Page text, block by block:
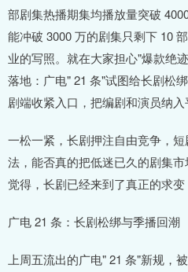
部剧集热播期集均播放量突破
能冲破 3000 万的剧集只剩下 10
业的写照。就在大家担心"爆款绝
落地：广电" 21 条"试图给长剧松
剧端收紧入口，把编剧和演员纳入
一松一紧，长剧押注自由竞争，
法，能否真的把低迷已久的剧集
觉得，长剧已经来到了真正的求变
广电 21 条：长剧松绑与季播回潮
上周五流出的广电" 21 条"新规，